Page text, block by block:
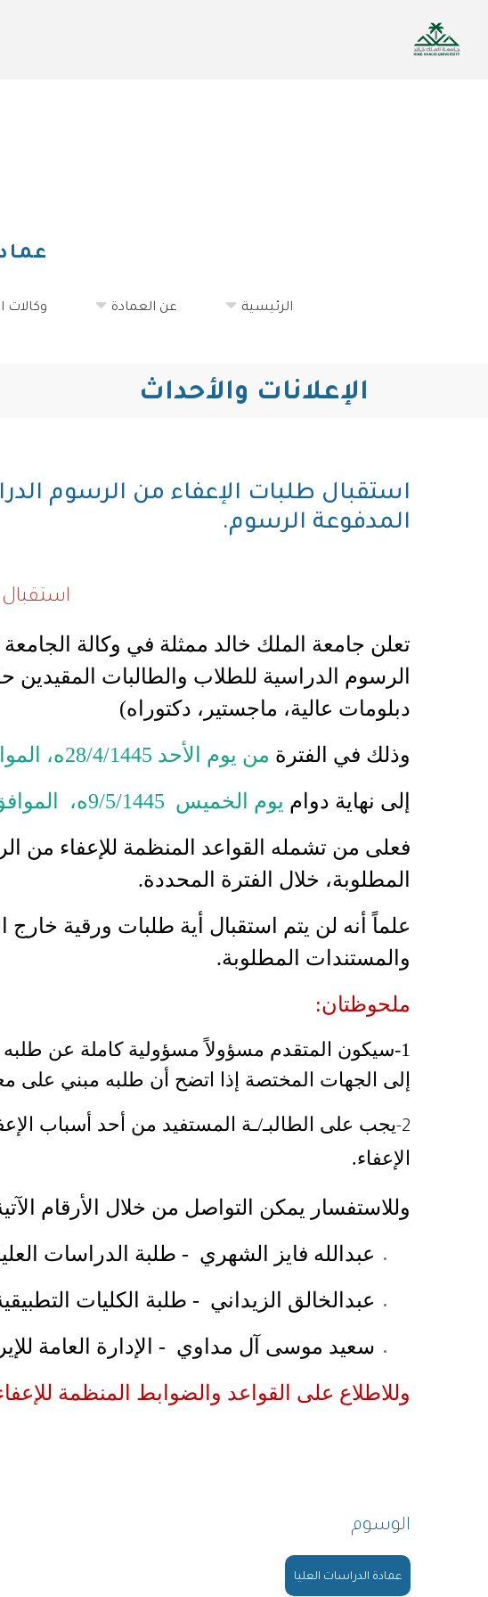
المحتوى
الرئيسية عن العمادة وكالات
الإعلانات والأحداث
استقبال طلبات الإعفاء من الرسوم
المدفوعة الرسوم.
تعلن جامعة الملك خالد ممثلة في وكالة
الرسوم الدراسية للطلاب والطالبات المقيدين
دبلومات عالية، ماجستير، دكتوراه)
وذلك في الفترة من يوم الأحد 28/4/1445ه، الموافق 12/11/2023م.
إلى نهاية دوام يوم الخميس 9/5/1445ه، الموافق 23/11/2023م.
فعلى من تشمله القواعد المنظمة للإعفاء من
المطلوبة، خلال الفترة المحددة.
علماً أنه لن يتم استقبال أية طلبات ورقية
والمستندات المطلوبة.
ملحوظتان:
1-سيكون المتقدم مسؤولاً مسؤولية كاملة عن طلبه
إلى الجهات المختصة إذا اتضح أن طلبه مبني على
2- يجب على الطالبـ/ـة المستفيد من أحد أسباب
الإعفاء.
وللاستفسار يمكن التواصل من خلال الأرقام
عبدالله فايز الشهري - طلبة الدراسات العليا
عبدالخالق الزيداني - طلبة الكليات التطبيقية
سعيد موسى آل مداوي - الإدارة العامة للإيرادات
وللاطلاع على القواعد والضوابط المنظمة
الوسوم
عمادة الدراسات العليا